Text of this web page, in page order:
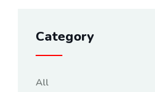
Category
All